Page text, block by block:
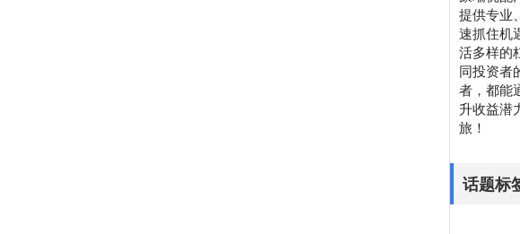
提供专业
速抓住机
活多样的
同投资者
者，都能
升收益潜
旅！
话题标